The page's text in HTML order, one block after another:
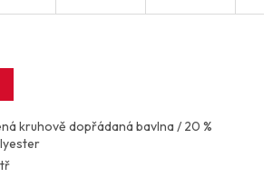
kruhově dopřádaná bavlna / 20 %